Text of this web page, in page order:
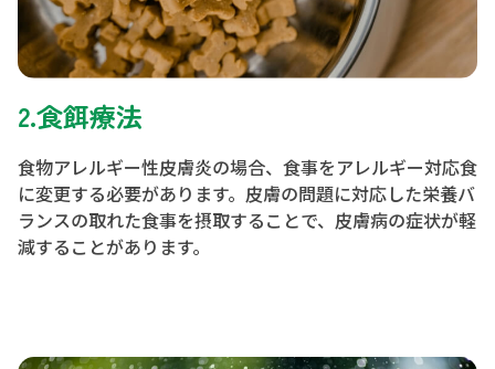
2.食餌療法
食物アレルギー性皮膚炎の場合、食事をアレルギー対応食
に変更する必要があります。皮膚の問題に対応した栄養バ
ランスの取れた食事を摂取することで、皮膚病の症状が軽
減することがあります。